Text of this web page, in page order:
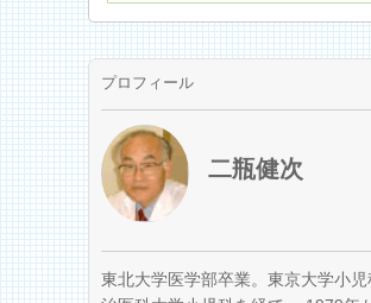
プロフィール
二瓶健次
東北大学医学部卒業。東京大学小児